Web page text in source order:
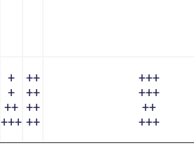
+
+
++
+++
++
++
++
++
+++
+++
++
+++